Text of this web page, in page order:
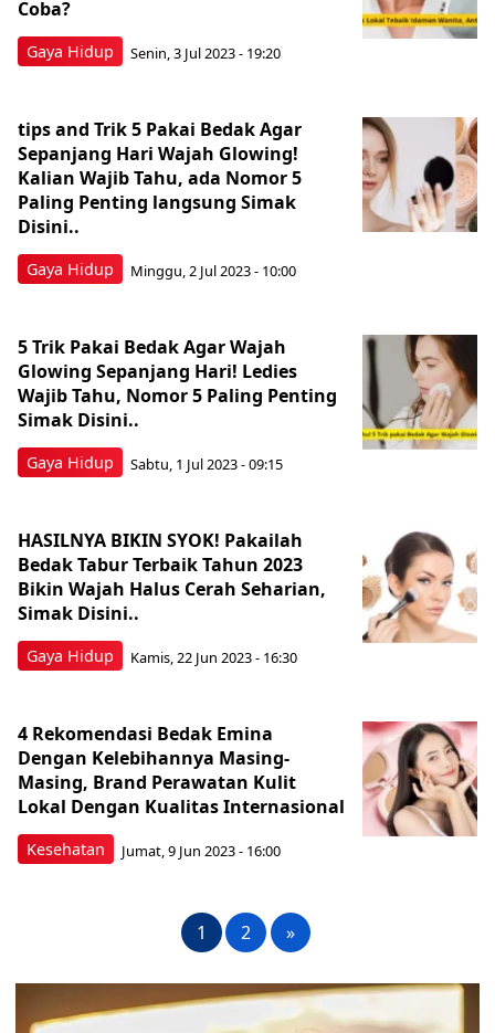
Gaya Hidup
Coba?
Senin, 3 Jul 2023 - 19:20
Gaya Hidup
tips and Trik 5 Pakai Bedak Agar
Sepanjang Hari Wajah Glowing!
Kalian Wajib Tahu, ada Nomor 5
Paling Penting langsung Simak
Disini..
Minggu, 2 Jul 2023 - 10:00
Gaya Hidup
5 Trik Pakai Bedak Agar Wajah
Glowing Sepanjang Hari! Ledies
Wajib Tahu, Nomor 5 Paling Penting
Simak Disini..
Sabtu, 1 Jul 2023 - 09:15
Gaya Hidup
HASILNYA BIKIN SYOK! Pakailah
Bedak Tabur Terbaik Tahun 2023
Bikin Wajah Halus Cerah Seharian,
Simak Disini..
Kamis, 22 Jun 2023 - 16:30
Kesehatan
4 Rekomendasi Bedak Emina
Dengan Kelebihannya Masing-
Masing, Brand Perawatan Kulit
Lokal Dengan Kualitas Internasional
Jumat, 9 Jun 2023 - 16:00
1 2 »